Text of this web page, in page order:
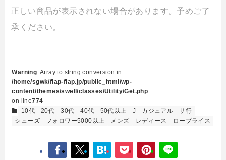
正しい商品が表示されない場合があります。予めご了
承ください。
Warning: Array to string conversion in
/home/sgwk/flap-flap.jp/public_html/wp-
content/themes/swell/classes/Utility/Get.php
on line774
10代
20代 30代 40代 50代以上 J カジュアル
サ行
シューズ
フォロワー5000以上 メンズ レディース ロープライス